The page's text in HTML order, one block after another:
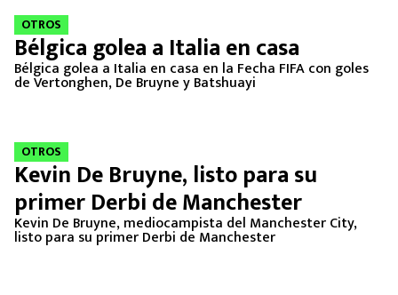
LIGA MX
NFL
OTROS
Bélgica golea a Italia en casa
Bélgica golea a Italia en casa en la Fecha FIFA con goles
de Vertonghen, De Bruyne y Batshuayi
OTROS
Kevin De Bruyne, listo para su
primer Derbi de Manchester
Kevin De Bruyne, mediocampista del Manchester City,
listo para su primer Derbi de Manchester